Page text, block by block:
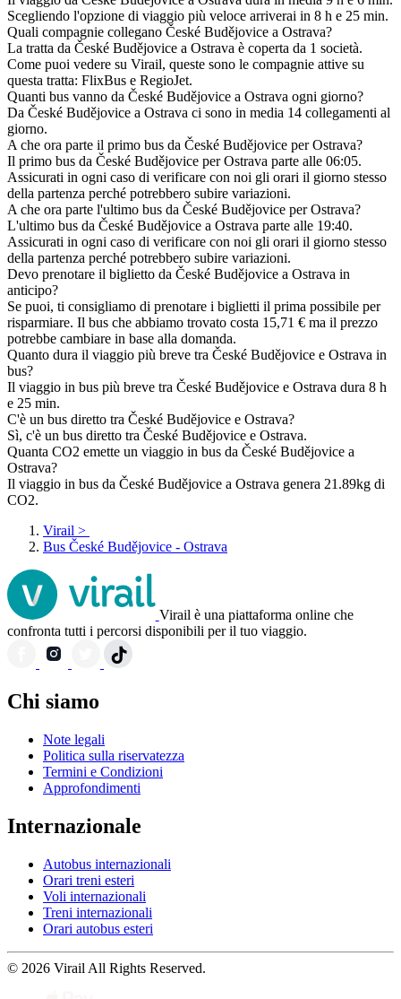
Scegliendo l'opzione di viaggio più veloce arriverai in 8 h e 25 min.
Quali compagnie collegano České Budějovice a Ostrava?
La tratta da České Budějovice a Ostrava è coperta da 1 società.
Come puoi vedere su Virail, queste sono le compagnie attive su
questa tratta: FlixBus e RegioJet.
Quanti bus vanno da České Budějovice a Ostrava ogni giorno?
Da České Budějovice a Ostrava ci sono in media 14 collegamenti al
giorno.
A che ora parte il primo bus da České Budějovice per Ostrava?
Il primo bus da České Budějovice per Ostrava parte alle 06:05.
Assicurati in ogni caso di verificare con noi gli orari il giorno stesso
della partenza perché potrebbero subire variazioni.
A che ora parte l'ultimo bus da České Budějovice per Ostrava?
L'ultimo bus da České Budějovice a Ostrava parte alle 19:40.
Assicurati in ogni caso di verificare con noi gli orari il giorno stesso
della partenza perché potrebbero subire variazioni.
Devo prenotare il biglietto da České Budějovice a Ostrava in
anticipo?
Se puoi, ti consigliamo di prenotare i biglietti il prima possibile per
risparmiare. Il bus che abbiamo trovato costa 15,71 € ma il prezzo
potrebbe cambiare in base alla domanda.
Quanto dura il viaggio più breve tra České Budějovice e Ostrava in
bus?
Il viaggio in bus più breve tra České Budějovice e Ostrava dura 8 h
e 25 min.
C'è un bus diretto tra České Budějovice e Ostrava?
Sì, c'è un bus diretto tra České Budějovice e Ostrava.
Quanta CO2 emette un viaggio in bus da České Budějovice a
Ostrava?
Il viaggio in bus da České Budějovice a Ostrava genera 21.89kg di
CO2.
Virail >
Bus České Budějovice - Ostrava
Virail è una piattaforma online che
confronta tutti i percorsi disponibili per il tuo viaggio.
Chi siamo
Note legali
Politica sulla riservatezza
Termini e Condizioni
Approfondimenti
Internazionale
Autobus internazionali
Orari treni esteri
Voli internazionali
Treni internazionali
Orari autobus esteri
© 2026 Virail All Rights Reserved.